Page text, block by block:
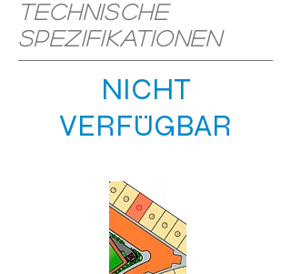
Technische
Spezifikationen
NICHT
VERFÜGBAR